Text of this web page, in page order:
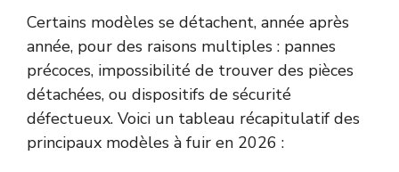
Certains modèles se détachent, année après
année, pour des raisons multiples : pannes
précoces, impossibilité de trouver des pièces
détachées, ou dispositifs de sécurité
défectueux. Voici un tableau récapitulatif des
principaux modèles à fuir en 2026 :